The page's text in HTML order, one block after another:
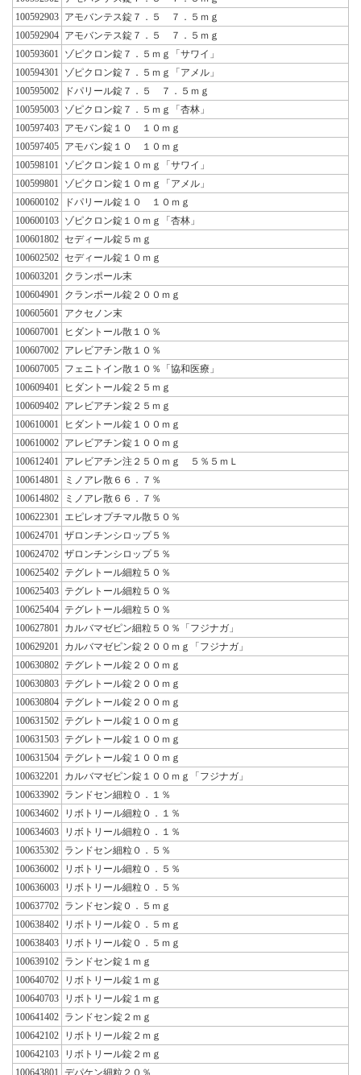
100592903 アモバンテス錠７．５ ７．５ｍｇ
100592904 アモバンテス錠７．５ ７．５ｍｇ
100593601
ゾピクロン錠７．５ｍｇ「サワイ」
100594301
ゾピクロン錠７．５ｍｇ「アメル」
100595002
ドパリール錠７．５ ７．５ｍｇ
100595003 ゾピクロン錠７．５ｍｇ「杏林」
100597403 アモバン錠１０ １０ｍｇ
100597405 アモバン錠１０ １０ｍｇ
100598101
ゾピクロン錠１０ｍｇ「サワイ」
100599801
ゾピクロン錠１０ｍｇ「アメル」
100600102
ドパリール錠１０ １０ｍｇ
100600103 ゾピクロン錠１０ｍｇ「杏林」
100601802 セディール錠５ｍｇ
100602502 セディール錠１０ｍｇ
100603201
クランポール末
100604901
クランポール錠２００ｍｇ
100605601
アクセノン末
100607001
ヒダントール散１０％
100607002 アレビアチン散１０％
100607005 フェニトイン散１０％「協和医療」
100609401
ヒダントール錠２５ｍｇ
100609402 アレビアチン錠２５ｍｇ
100610001
ヒダントール錠１００ｍｇ
100610002 アレビアチン錠１００ｍｇ
100612401
アレビアチン注２５０ｍｇ ５％５ｍＬ
100614801
ミノアレ散６６．７％
100614802
ミノアレ散６６．７％
100622301
エピレオプチマル散５０％
100624701
ザロンチンシロップ５％
100624702 ザロンチンシロップ５％
100625402 テグレトール細粒５０％
100625403 テグレトール細粒５０％
100625404 テグレトール細粒５０％
100627801
カルバマゼピン細粒５０％「フジナガ」
100629201
カルバマゼピン錠２００ｍｇ「フジナガ」
100630802 テグレトール錠２００ｍｇ
100630803 テグレトール錠２００ｍｇ
100630804 テグレトール錠２００ｍｇ
100631502 テグレトール錠１００ｍｇ
100631503 テグレトール錠１００ｍｇ
100631504 テグレトール錠１００ｍｇ
100632201
カルバマゼピン錠１００ｍｇ「フジナガ」
100633902 ランドセン細粒０．１％
100634602
リボトリール細粒０．１％
100634603
リボトリール細粒０．１％
100635302 ランドセン細粒０．５％
100636002
リボトリール細粒０．５％
100636003
リボトリール細粒０．５％
100637702 ランドセン錠０．５ｍｇ
100638402
リボトリール錠０．５ｍｇ
100638403
リボトリール錠０．５ｍｇ
100639102 ランドセン錠１ｍｇ
100640702
リボトリール錠１ｍｇ
100640703
リボトリール錠１ｍｇ
100641402 ランドセン錠２ｍｇ
100642102
リボトリール錠２ｍｇ
100642103
リボトリール錠２ｍｇ
100643801
デパケン細粒２０％